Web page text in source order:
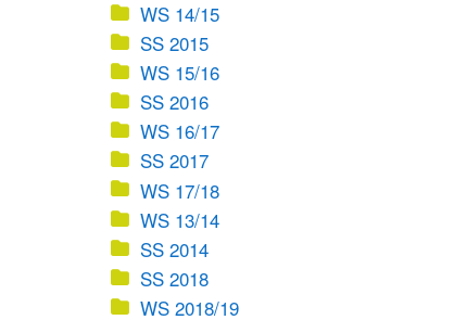
WS 14/15
SS 2015
WS 15/16
SS 2016
WS 16/17
SS 2017
WS 17/18
WS 13/14
SS 2014
SS 2018
WS 2018/19